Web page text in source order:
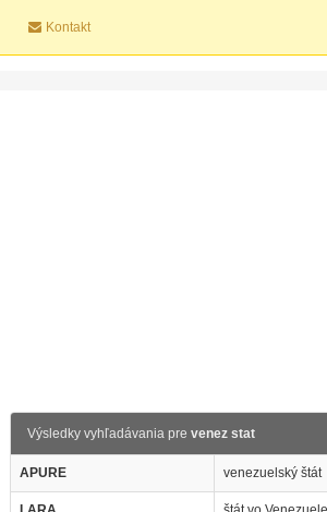
Kontakt
Výsledky vyhľadávania pre venez stat
APURE venezuelský štát